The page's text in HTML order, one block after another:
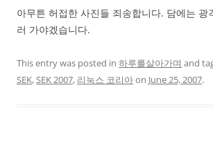
아무튼 허접한 사진들 죄송합니다. 담에는 광
러 가야겠습니다.
This entry was posted in 하루를살아가며 and
SEK,SEK 2007, 리눅스 코리아on June 25, 2007.